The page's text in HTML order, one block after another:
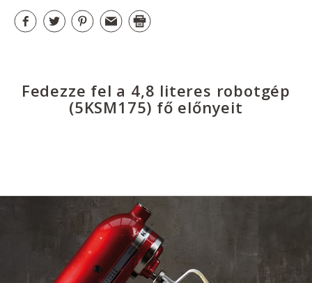
Fedezze fel a 4,8 literes robotgép
(5KSM175) fő előnyeit